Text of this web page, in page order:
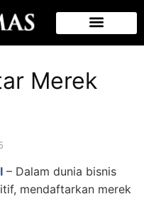
Merek
– Dalam dunia bisnis
mendaftarkan merek